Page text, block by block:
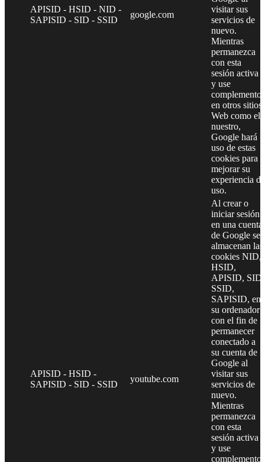
APISID - HSID - NID -
SAPISID - SID - SSID
google.com
visitar sus
servicios de
nuevo.
Mientras
permanezca
con esta
sesión activa
y use
complementos
en otros sitios
Web como el
nuestro,
Google hará
uso de estas
cookies para
mejorar su
experiencia de
uso.
APISID - HSID -
SAPISID - SID - SSID
youtube.com
Al crear o
iniciar sesión
en una cuenta
de Google se
almacenan las
cookies NID,
HSID,
APISID, SID,
SSID,
SAPISID, en
su ordenador
con el fin de
permanecer
conectado a
su cuenta de
Google al
visitar sus
servicios de
nuevo.
Mientras
permanezca
con esta
sesión activa
y use
complementos